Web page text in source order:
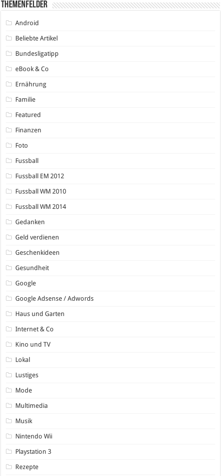
Themenfelder
Android
Beliebte Artikel
Bundesligatipp
eBook & Co
Ernährung
Familie
Featured
Finanzen
Foto
Fussball
Fussball EM 2012
Fussball WM 2010
Fussball WM 2014
Gedanken
Geld verdienen
Geschenkideen
Gesundheit
Google
Google Adsense / Adwords
Haus und Garten
Internet & Co
Kino und TV
Lokal
Lustiges
Mode
Multimedia
Musik
Nintendo Wii
Playstation 3
Rezepte